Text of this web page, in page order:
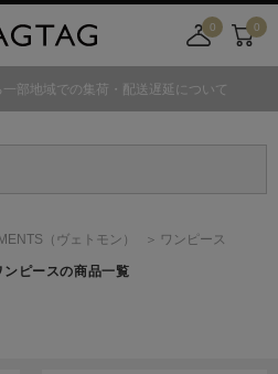
0
舗
カ
ト
0
部地域での集荷・配送遅延について
（ヴェトモン） ワンピース
ンピースの商品一覧